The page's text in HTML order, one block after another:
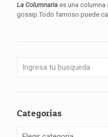
La Columnaria es una
gossip.Todo famoso puede
Categorías